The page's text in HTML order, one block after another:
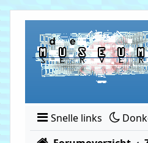
Snelle links